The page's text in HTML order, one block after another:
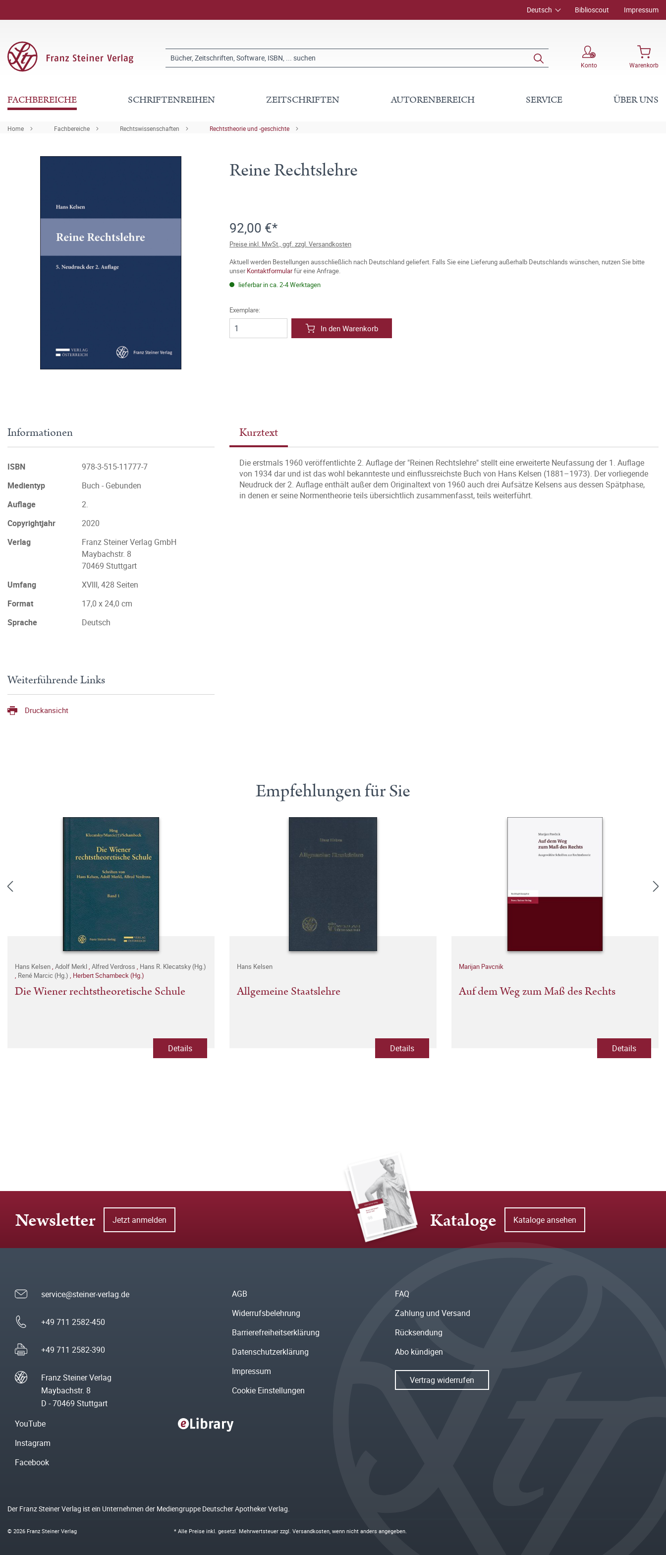
Deutsch Biblioscout Impressum
Konto Warenkorb
FACHBEREICHE SCHRIFTENREIHEN ZEITSCHRIFTEN AUTORENBEREICH SERVICE ÜBER UNS
Home Fachbereiche Rechtswissenschaften Rechtstheorie und -geschichte
Reine Rechtslehre
92,00 €*
Preise inkl. MwSt., ggf. zzgl. Versandkosten
Aktuell werden Bestellungen ausschließlich nach Deutschland geliefert. Falls Sie eine Lieferung außerhalb Deutschlands wünschen, nutzen Sie bitte
unserKontaktformularfür eine Anfrage.
lieferbar in ca. 2-4 Werktagen
Exemplare:
In den Warenkorb
Kurztext
Die erstmals 1960 veröffentlichte 2. Auflage der "Reinen Rechtslehre" stellt eine erweiterte Neufassung der 1. Auflage
von 1934 dar und ist das wohl bekannteste und einflussreichste Buch von Hans Kelsen (1881–1973). Der vorliegende
Neudruck der 2. Auflage enthält außer dem Originaltext von 1960 auch drei Aufsätze Kelsens aus dessen Spätphase,
in denen er seine Normentheorie teils übersichtlich zusammenfasst, teils weiterführt.
Informationen
ISBN
978-3-515-11777-7
Medientyp
Buch - Gebunden
Auflage
2.
Copyrightjahr
2020
Verlag
Franz Steiner Verlag GmbH
Maybachstr. 8
70469 Stuttgart
Umfang
XVIII, 428 Seiten
Format
17,0 x 24,0 cm
Sprache
Deutsch
Weiterführende Links
Druckansicht
Empfehlungen für Sie
Hans Kelsen, Adolf Merkl, Alfred Verdross , Hans R. Klecatsky (Hg.)
, René Marcic (Hg.) , Herbert Schambeck (Hg.)
Die Wiener rechtstheoretische Schule
Details
Hans Kelsen
Allgemeine Staatslehre
Details
Marijan Pavcnik
Auf dem Weg zum Maß des Rechts
Details
Newsletter Jetzt anmelden Kataloge Kataloge ansehen
service@steiner-verlag.de
+49 711 2582-450
+49 711 2582-390
Franz Steiner Verlag
Maybachstr. 8
D - 70469 Stuttgart
AGB
Widerrufsbelehrung
Barrierefreiheitserklärung
Datenschutzerklärung
Impressum
Cookie Einstellungen
FAQ
Zahlung und Versand
Rücksendung
Abo kündigen
Vertrag widerrufen
YouTube
Instagram
Facebook
Der Franz Steiner Verlag ist ein Unternehmen der Mediengruppe Deutscher Apotheker Verlag.
* Alle Preise inkl. gesetzl. Mehrwertsteuer zzgl. Versandkosten, wenn nicht anders angegeben.
© 2026 Franz Steiner Verlag